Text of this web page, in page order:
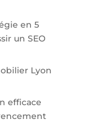
en 5
un SEO
Lyon
efficace